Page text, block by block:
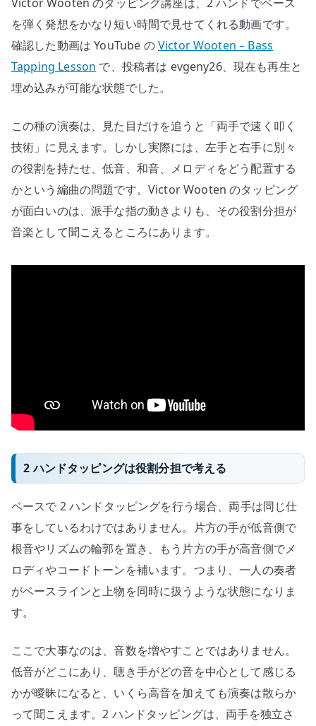
弾
く
発
想
の
を弾く発想をかなり短い時間で見せてくれる動画です。
確認した動画は YouTube のVictor Wooten – Bass
Tapping Lesson で、投稿者は evgeny26、現在も再生と
埋め込みが可能な状態でした。
この種の演奏は、見た目だけを追うと「両手で速く叩く
技術」に見えます。しかし実際には、左手と右手に別々
の役割を持たせ、低音、和音、メロディをどう配置する
かという編曲の問題です。Victor Wooten のタッピング
が面白いのは、派手な指の動きよりも、その役割分担が
音楽として聞こえるところにあります。
2 ハンドタッピングは役割分担で考える
ベースで 2 ハンドタッピングを行う場合、両手は同じ仕
事をしているわけではありません。片方の手が低音側で
根音やリズムの輪郭を置き、もう片方の手が高音側でメ
ロディやコードトーンを補います。つまり、一人の奏者
がベースラインと上物を同時に扱うような状態になりま
す。
ここで大事なのは、音数を増やすことではありません。
低音がどこにあり、聴き手がどの音を中心として感じる
かが曖昧になると、いくら高音を加えても演奏は散らか
って聞こえます。2 ハンドタッピングは、両手を独立さ